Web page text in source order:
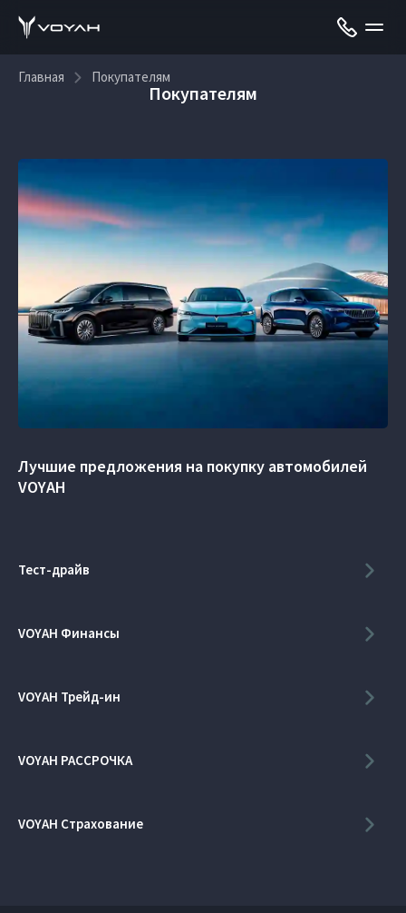
Главная Покупателям
Покупателям
Лучшие предложения на покупку автомобилей
VOYAH
Тест-драйв
VOYAH Финансы
VOYAH Трейд-ин
VOYAH РАССРОЧКА
VOYAH Страхование